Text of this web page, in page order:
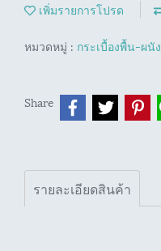
เพิ่มรายการโปรด
หมวดหมู่ : กระเบื้องพื้น-ผนัง
Share
รายละเอียดสินค้า